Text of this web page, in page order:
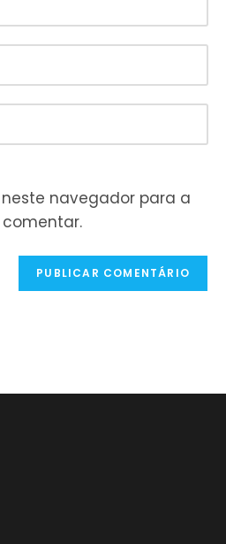
navegador para a